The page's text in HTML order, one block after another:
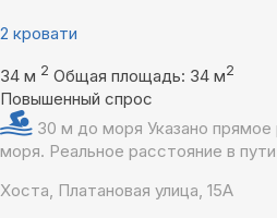
2 кровати
34 м 2 Общая площадь: 34 м2
Повышенный спрос
30 м до моря Указано
моря. Реальное расстояние в
Хоста, Платановая улица, 15А